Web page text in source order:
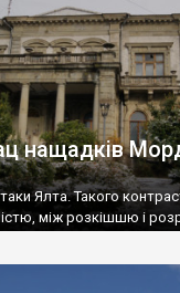
нащадків
Ялта. Такого
між розкішшю і